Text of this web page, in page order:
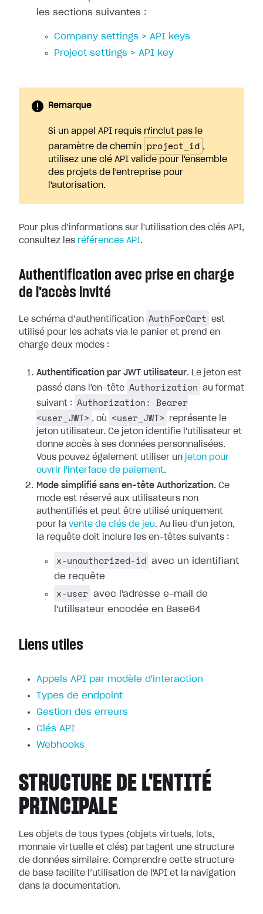
les sections suivantes :
Company settings > API keys
Project settings > API key
Remarque
Si un appel API requis n'inclut pas le
paramètre de chemin
project_id ,
utilisez une clé API valide pour l'ensemble
des projets de l'entreprise pour
l'autorisation.
Pour plus d'informations sur l'utilisation des clés API,
consultez les références API.
Authentification avec prise en charge
de l'accès invité
Le schéma d’authentification AuthForCart
est
utilisé pour les achats via le panier et prend en
charge deux modes :
Authentification par JWT utilisateur. Le jeton est
passé dans l'en-tête Authorization
au format
suivant :
Authorization: Bearer
<user_JWT> , où <user_JWT>
représente le
jeton utilisateur. Ce jeton identifie l'utilisateur et
donne accès à ses données personnalisées.
Vous pouvez également utiliser un jeton pour
ouvrir l'interface de paiement.
Mode simplifié sans en-tête Authorization. Ce
mode est réservé aux utilisateurs non
authentifiés et peut être utilisé uniquement
pour la vente de clés de jeu . Au lieu d'un jeton,
la requête doit inclure les en-têtes suivants :
x-unauthorized-id avec un identifiant
de requête
x-user avec l'adresse e-mail de
l'utilisateur encodée en Base64
Liens utiles
Appels API par modèle d'interaction
Types de endpoint
Gestion des erreurs
Clés API
Webhooks
STRUCTURE DE L'ENTITÉ
PRINCIPALE
Les objets de tous types (objets virtuels, lots,
monnaie virtuelle et clés) partagent une structure
de données similaire. Comprendre cette structure
de base facilite l’utilisation de l'API et la navigation
dans la documentation.